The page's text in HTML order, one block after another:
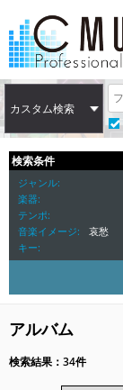
カスタム検索
検索条件
ジャンル
楽器
テンポ
音楽イメージ
哀愁
キー
アルバム
検索結果：34件